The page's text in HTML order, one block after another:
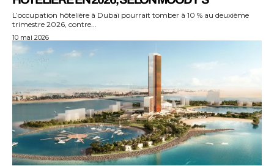
L’occupation hôtelière à Dubaï pourrait tomber à 10 % au deuxième
trimestre 2026, contre...
10 mai 2026